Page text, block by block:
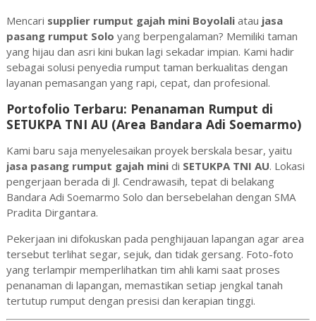
Mencari supplier rumput gajah mini Boyolaliatau jasa
pasang rumput Solo yang berpengalaman? Memiliki taman
yang hijau dan asri kini bukan lagi sekadar impian. Kami hadir
sebagai solusi penyedia rumput taman berkualitas dengan
layanan pemasangan yang rapi, cepat, dan profesional.
Portofolio Terbaru: Penanaman Rumput di
SETUKPA TNI AU (Area Bandara Adi Soemarmo)
Kami baru saja menyelesaikan proyek berskala besar, yaitu
jasa pasang rumput gajah minidi SETUKPA TNI AU. Lokasi
pengerjaan berada di Jl. Cendrawasih, tepat di belakang
Bandara Adi Soemarmo Solo dan bersebelahan dengan SMA
Pradita Dirgantara.
Pekerjaan ini difokuskan pada penghijauan lapangan agar area
tersebut terlihat segar, sejuk, dan tidak gersang. Foto-foto
yang terlampir memperlihatkan tim ahli kami saat proses
penanaman di lapangan, memastikan setiap jengkal tanah
tertutup rumput dengan presisi dan kerapian tinggi.